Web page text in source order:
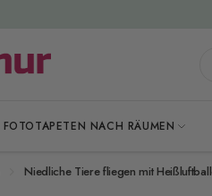
FOTOTAPETEN NACH RÄUMEN
Niedliche Tiere fliegen mit